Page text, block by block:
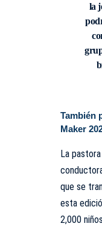
la
También
Maker
La
que se
esta
2,000